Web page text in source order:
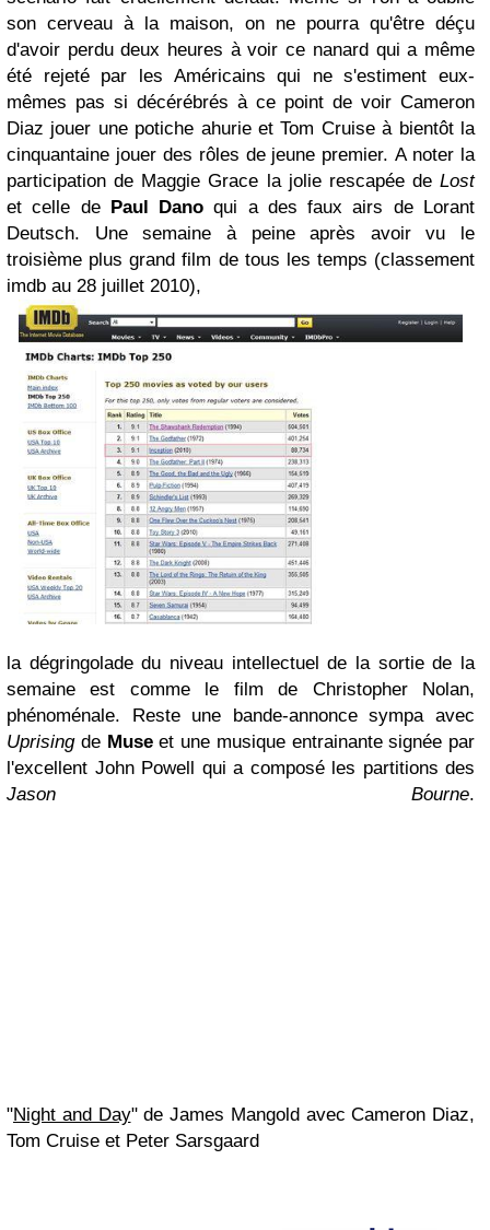
son cerveau à la maison, on ne pourra qu'être déçu
d'avoir perdu deux heures à voir ce nanard qui a même
été rejeté par les Américains qui ne s'estiment eux-
mêmes pas si décérébrés à ce point de voir Cameron
Diaz jouer une potiche ahurie et Tom Cruise à bientôt la
cinquantaine jouer des rôles de jeune premier. A noter la
participation de Maggie Grace la jolie rescapée de Lost
et celle de
Paul Dano qui a des faux airs de Lorant
Deutsch. Une semaine à peine après avoir vu le
troisième plus grand film de tous les temps (classement
imdb au 28 juillet 2010),
la dégringolade du niveau intellectuel de la sortie de la
semaine est comme le film de Christopher Nolan,
phénoménale. Reste une bande-annonce sympa avec
Uprisingde Museet une musique entrainante signée par
l'excellent John Powell qui a composé les partitions des
Jason Bourne.
"Night and Day" de James Mangold avec Cameron Diaz,
Tom Cruise et Peter Sarsgaard